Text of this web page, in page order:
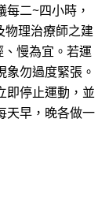
二~四小時，
物理治療師之建
慢為宜。若運
勿過度緊張。
即停止運動，並
天早，晚各做一